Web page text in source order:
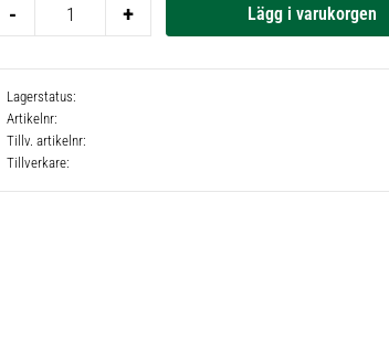
+
-
Lagerstatus
Artikelnr
Tillv. artikelnr
Tillverkare